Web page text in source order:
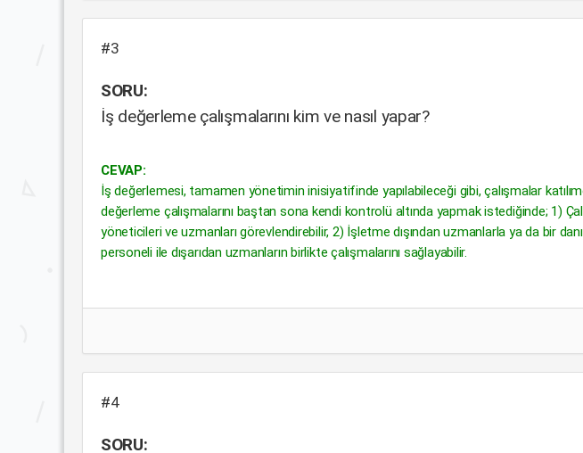
#3
SORU:
İş değerleme çalışmalarını kim ve nasıl yapar?
CEVAP:
İş değerlemesi, tamamen yönetimin inisiyatifinde yapılabileceği gibi, çalışmalar
değerleme çalışmalarını baştan sona kendi kontrolü altında yapmak istediğinde; 1)
yöneticileri ve uzmanları görevlendirebilir, 2) İşletme dışından uzmanlarla ya da bir
personeli ile dışarıdan uzmanların birlikte çalışmalarını sağlayabilir.
#4
SORU: